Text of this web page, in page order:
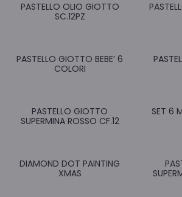
PASTELLO OLIO GIOTTO
SC.12PZ
PASTELLO GIOTTO BEBE’ 6
COLORI
PASTELLO GIOTTO
SUPERMINA ROSSO CF.12
SET 6
DIAMOND DOT PAINTING
XMAS